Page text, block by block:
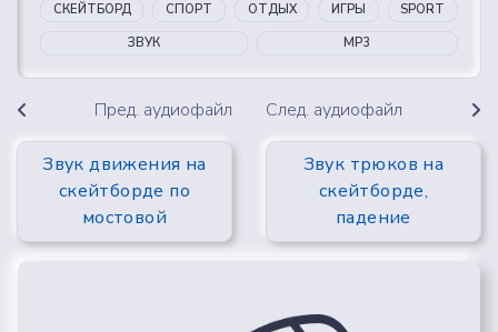
СКЕЙТБОРД СПОРТ ОТДЫХ ИГРЫ
SPORT
ЗВУК
MP3
Пред. аудиофайл
Звук движения на
скейтборде по
мостовой
След. аудиофайл
Звук трюков на
скейтборде,
падение